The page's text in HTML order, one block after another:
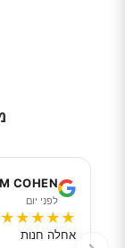
COHEN
לפני יום
★
★
★
★
★
אחלה חנות